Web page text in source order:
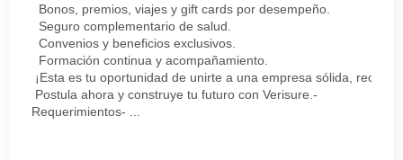
Bonos, premios, viajes y gift cards por desempeño.
Seguro complementario de salud.
Convenios y beneficios exclusivos.
Formación continua y acompañamiento.
¡Esta es tu oportunidad de unirte a una empresa sólida,
Postula ahora y construye tu futuro con Verisure.-
Requerimientos- ...